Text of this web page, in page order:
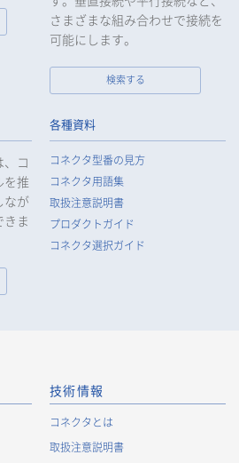
に評価を実施し、その改善に努めてまい
提供にあたり、お客様等の氏名、住
ルアドレス、勤務先情報（所属会社
住所、電話（FAX）番号等）、性別、銀
を取得します。当社は、適正に個人情
不正の手段により取得することはいた
およびその他のトラッキング技術（例え
して、IPアドレス等の識別子を含む、
は、後掲及びCookieポリシーに従って
www.irisoele.com/jp/cookie/
さまざまな組み合わせで接続を
可能にします。
検索する
コ
を推
なが
きま
各種資料
コネクタ型番の見方
コネクタ用語集
取扱注意説明書
プロダクトガイド
コネクタ選択ガイド
技術情報
コネクタとは
取扱注意説明書